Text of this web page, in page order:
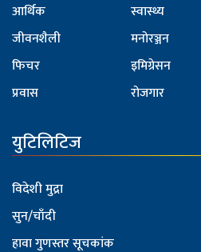
आर्थिक
जीवनशैली
फिचर
प्रवास
स्वास्थ्य
मनोरञ्जन
इमिग्रेसन
रोजगार
युटिलिटिज
विदेशी मुद्रा
सुन/चाँदी
हावा गुणस्तर सूचकांक